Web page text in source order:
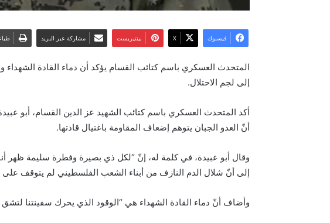
فيسبوك ‫X بينتيريست مشاركة عبر البريد
إلى لجم الاحتلال.
أكد المتحدث العسكري باسم كتائب الشهيد عز الدين القسام، أبو
أنّ العدو الجبان يتوهم إضعاف المقاومة باغتيال قادتها.
وقال أبو عبيدة، في كلمة له، إنّ “لكل ذي بصيرة وفطرة سليمة ظهر
إلى أنّ شلال الدم النازف من أبناء الشعب الفلسطيني لم يتوقف على
وأضاف أنّ دماء القادة الشهداء هي “الوقود الذي يحرك سفينتنا لتشق